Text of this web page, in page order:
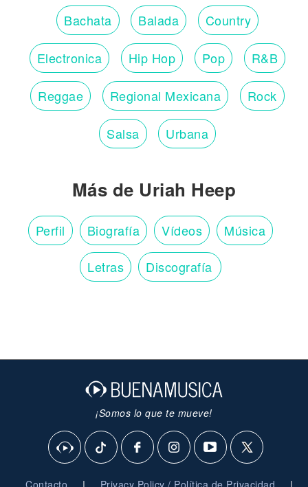
Bachata Balada Country
Electronica Hip Hop Pop R&B
Reggae Regional Mexicana Rock
Salsa Urbana
Más de Uriah Heep
Perfil Biografía Vídeos Música
Letras Discografía
¡Somos lo que te mueve!
Contacto | Privacy Policy / Política de Privacidad |